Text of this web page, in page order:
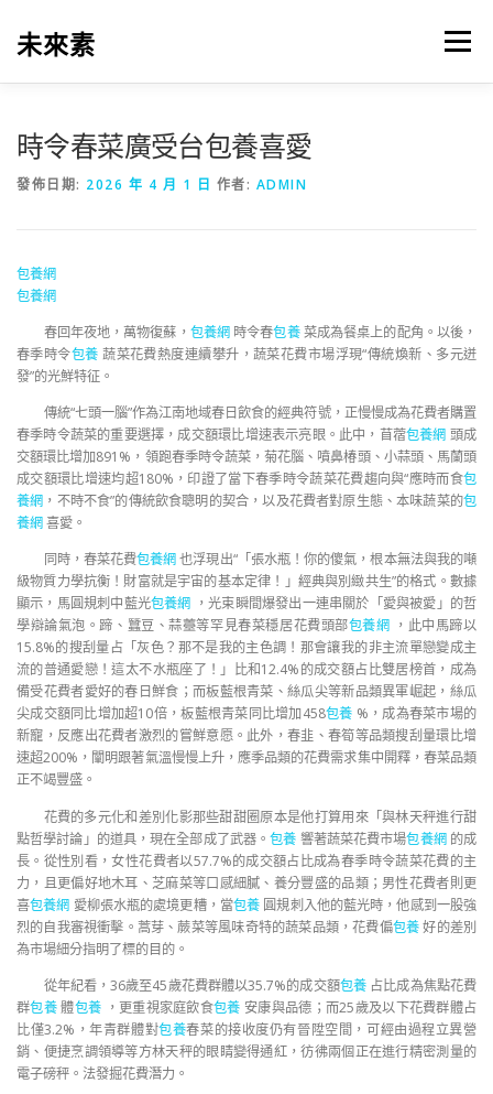
未來素 選單
時令春菜廣受台包養喜愛
發佈日期: 2026 年 4 月 1 日 作者: ADMIN
包養網
包養網
春回年夜地，萬物復蘇， 包養網 時令春包養菜成為餐桌上的配角。以後，
春季時令包養 蔬菜花費熱度連續攀升，蔬菜花費市場浮現“傳統煥新、多元迸
發”的光鮮特征。
傳統“七頭一腦”作為江南地域春日飲食的經典符號，正慢慢成為花費者購置
春季時令蔬菜的重要選擇，成交額環比增速表示亮眼。此中，苜蓿包養網 頭成
交額環比增加891%，領跑春季時令蔬菜，菊花腦、噴鼻椿頭、小蒜頭、馬蘭頭
成交額環比增速均超180%，印證了當下春季時令蔬菜花費趨向與“應時而食包
養網 ，不時不食”的傳統飲食聰明的契合，以及花費者對原生態、本味蔬菜的包
養網喜愛。
同時，春菜花費包養網也浮現出“「張水瓶！你的傻氣，根本無法與我的噸
級物質力學抗衡！財富就是宇宙的基本定律！」經典與別緻共生”的格式。數據
顯示，馬圓規刺中藍光包養網 ，光束瞬間爆發出一連串關於「愛與被愛」的哲
學辯論氣泡。蹄、蠶豆、蒜薹等罕見春菜穩居花費頭部包養網 ，此中馬蹄以
15.8%的搜刮量占「灰色？那不是我的主色調！那會讓我的非主流單戀變成主
流的普通愛戀！這太不水瓶座了！」比和12.4%的成交額占比雙居榜首，成為
備受花費者愛好的春日鮮食；而板藍根青菜、絲瓜尖等新品類異軍崛起，絲瓜
尖成交額同比增加超10倍，板藍根青菜同比增加458包養 %，成為春菜市場的
新寵，反應出花費者激烈的嘗鮮意愿。此外，春韭、春筍等品類搜刮量環比增
速超200%，闡明跟著氣溫慢慢上升，應季品類的花費需求集中開釋，春菜品類
正不竭豐盛。
花費的多元化和差別化影那些甜甜圈原本是他打算用來「與林天秤進行甜
點哲學討論」的道具，現在全部成了武器。包養 響著蔬菜花費市場包養網的成
長。從性別看，女性花費者以57.7%的成交額占比成為春季時令蔬菜花費的主
力，且更偏好地木耳、芝麻菜等口感細膩、養分豐盛的品類；男性花費者則更
喜包養網 愛柳張水瓶的處境更糟，當包養 圓規刺入他的藍光時，他感到一股強
烈的自我審視衝擊。蒿芽、蕨菜等風味奇特的蔬菜品類，花費偏包養好的差別
為市場細分指明了標的目的。
從年紀看，36歲至45歲花費群體以35.7%的成交額包養 占比成為焦點花費
群包養體包養 ，更重視家庭飲食包養 安康與品德；而25歲及以下花費群體占
比僅3.2%，年青群體對包養春菜的接收度仍有晉陞空間，可經由過程立異營
銷、便捷烹調領導等方林天秤的眼睛變得通紅，彷彿兩個正在進行精密測量的
電子磅秤。法發掘花費潛力。